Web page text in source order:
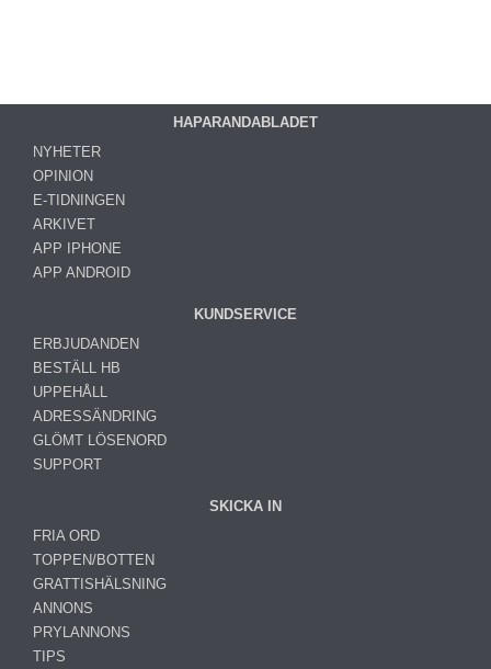
HAPARANDABLADET
NYHETER
OPINION
E-TIDNINGEN
ARKIVET
APP IPHONE
APP ANDROID
KUNDSERVICE
ERBJUDANDEN
BESTÄLL HB
UPPEHÅLL
ADRESSÄNDRING
GLÖMT LÖSENORD
SUPPORT
SKICKA IN
FRIA ORD
TOPPEN/BOTTEN
GRATTISHÄLSNING
ANNONS
PRYLANNONS
TIPS